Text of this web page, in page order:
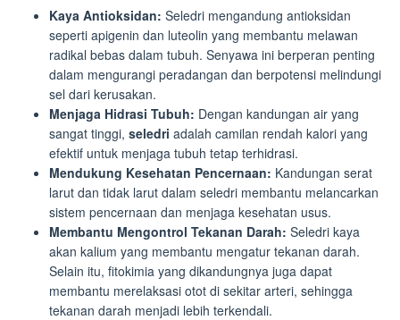
Kaya Antioksidan: Seledri mengandung antioksidan
seperti apigenin dan luteolin yang membantu melawan
radikal bebas dalam tubuh. Senyawa ini berperan penting
dalam mengurangi peradangan dan berpotensi melindungi
sel dari kerusakan.
Menjaga Hidrasi Tubuh: Dengan kandungan air yang
sangat tinggi, seledri adalah camilan rendah kalori yang
efektif untuk menjaga tubuh tetap terhidrasi.
Mendukung Kesehatan Pencernaan: Kandungan serat
larut dan tidak larut dalam seledri membantu melancarkan
sistem pencernaan dan menjaga kesehatan usus.
Membantu Mengontrol Tekanan Darah: Seledri kaya
akan kalium yang membantu mengatur tekanan darah.
Selain itu, fitokimia yang dikandungnya juga dapat
membantu merelaksasi otot di sekitar arteri, sehingga
tekanan darah menjadi lebih terkendali.